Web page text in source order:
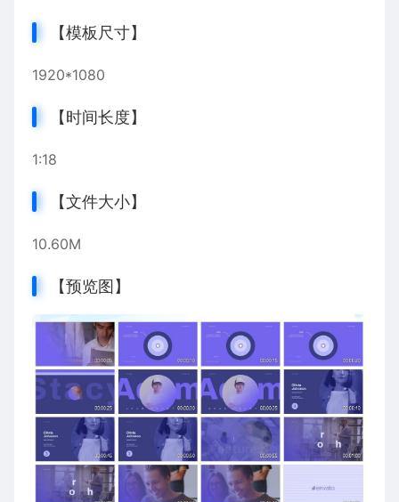
【模板尺寸】
1920*1080
【时间长度】
1:18
【文件大小】
10.60M
【预览图】